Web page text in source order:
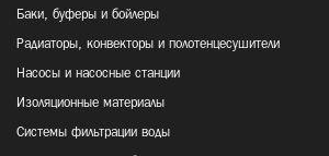
Баки, буферы и бойлеры
Радиаторы, конвекторы и полотенцесушители
Насосы и насосные станции
Изоляционные материалы
Системы фильтрации воды